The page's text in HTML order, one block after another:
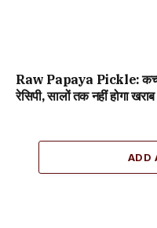
Raw Papaya Pickle: कच्चे
रेसिपी, सालों तक नहीं होगा खराब
ADD